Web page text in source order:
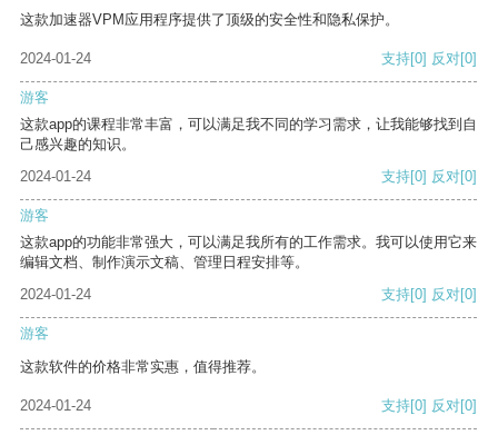
这款加速器VPM应用程序提供了顶级的安全性和隐私保护。
2024-01-24 支持[0] 反对[0]
游客
这款app的课程非常丰富，可以满足我不同的学习需求，让我能够找到自
己感兴趣的知识。
2024-01-24
支持[0] 反对[0]
游客
这款app的功能非常强大，可以满足我所有的工作需求。我可以使用它来
编辑文档、制作演示文稿、管理日程安排等。
2024-01-24
支持[0] 反对[0]
游客
这款软件的价格非常实惠，值得推荐。
2024-01-24 支持[0] 反对[0]